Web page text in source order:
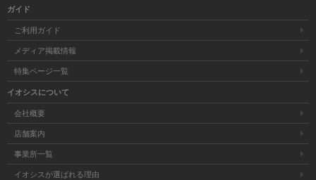
ガイド
ご利用ガイド
メディア掲載情報
特集ページ一覧
イオシスについて
会社概要
店舗案内
事業所一覧
イオシスが選ばれる理由